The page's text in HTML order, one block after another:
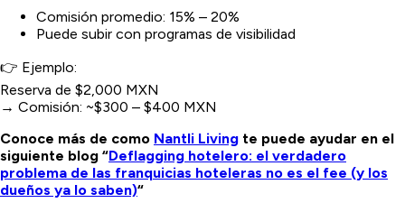
Comisión promedio: 15% – 20%
Puede subir con programas de visibilidad
👉 Ejemplo:
Reserva de $2,000 MXN
→ Comisión: ~$300 – $400 MXN
Conoce más de como Nantli Living te puede ayudar en el
siguiente blog “Deflagging hotelero: el verdadero
problema de las franquicias hoteleras no es el fee (y los
dueños ya lo saben)“